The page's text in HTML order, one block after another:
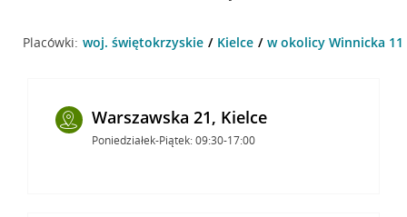
Placówki: woj. świętokrzyskie Kielce w okolicy Winnicka 11
Warszawska 21, Kielce
Poniedziałek-Piątek: 09:30-17:00